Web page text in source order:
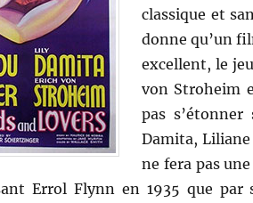
classique et
donne qu’un
excellent, le
von Stroheim
pas
Damita, Liliane
ne fera pas
Errol Flynn en 1935 que